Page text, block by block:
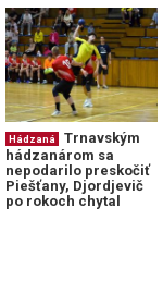
Hádzaná
Trnavským
hádzanárom sa
nepodarilo preskočiť
Piešťany, Djordjevič
po rokoch chytal